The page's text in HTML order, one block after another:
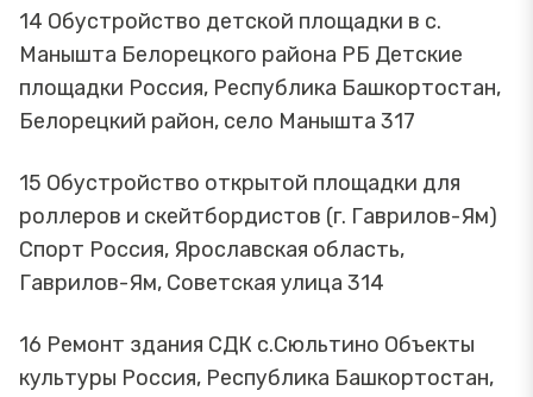
14 Обустройство детской площадки в с.
Манышта Белорецкого района РБ Детские
площадки Россия, Республика Башкортостан,
Белорецкий район, село Манышта 317
15 Обустройство открытой площадки для
роллеров и скейтбордистов (г. Гаврилов-Ям)
Спорт Россия, Ярославская область,
Гаврилов-Ям, Советская улица 314
16 Ремонт здания СДК с.Сюльтино Объекты
культуры Россия, Республика Башкортостан,